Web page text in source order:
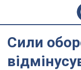
Сили